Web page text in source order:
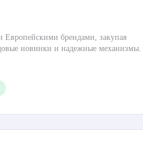
брендами, закупая
новинки и надежные механизмы.